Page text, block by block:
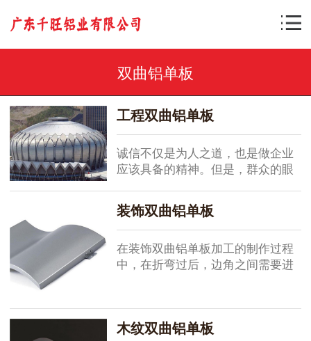
双曲铝单板
工程双曲铝单板
诚信不仅是为人之道，也是做企业
应该具备的精神。但是，群众的眼
不，真是让人为难啊。但诚信属于
基本的社会道德，说什么就是什
么，虽然你说了...
装饰双曲铝单板
在装饰双曲铝单板加工的制作过程
中，在折弯过后，边角之间需要进
什么需要打磨，边角的可以更加装
饰双曲铝...
木纹双曲铝单板